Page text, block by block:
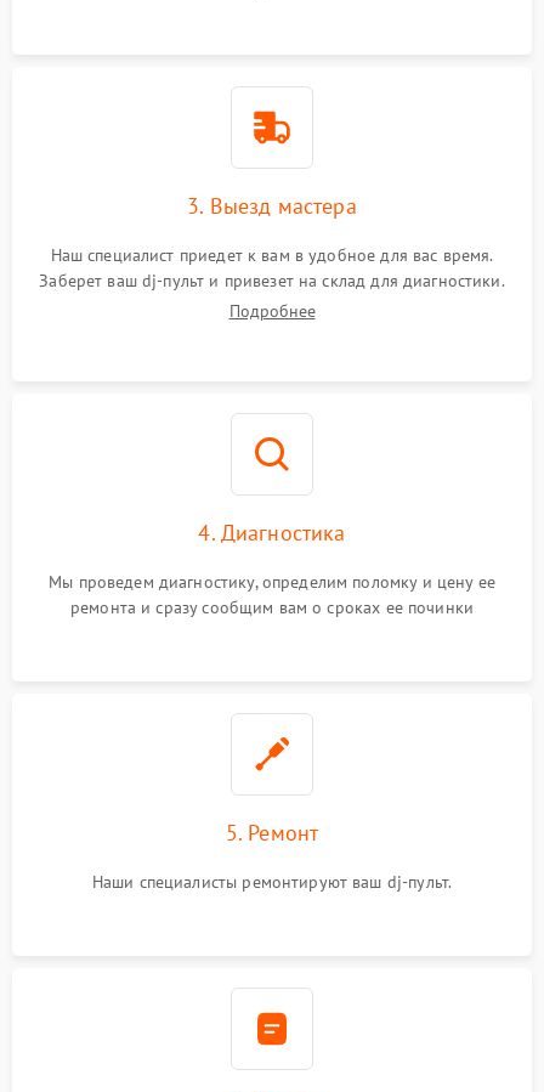
3. Выезд мастера
Наш специалист приедет к вам в удобное для вас время.
Заберет ваш dj-пульт и привезет на склад для диагностики.
Подробнее
4. Диагностика
Мы проведем диагностику, определим поломку и цену ее
ремонта и сразу сообщим вам о сроках ее починки
5. Ремонт
Наши специалисты ремонтируют ваш dj-пульт.